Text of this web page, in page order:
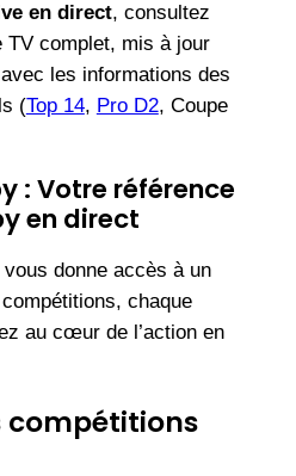
en direct, consultez
TV complet, mis à jour
les informations des
(Top 14, Pro D2, Coupe
: Votre référence
en direct
donne accès à un
chaque
au cœur de l’action en
compétitions